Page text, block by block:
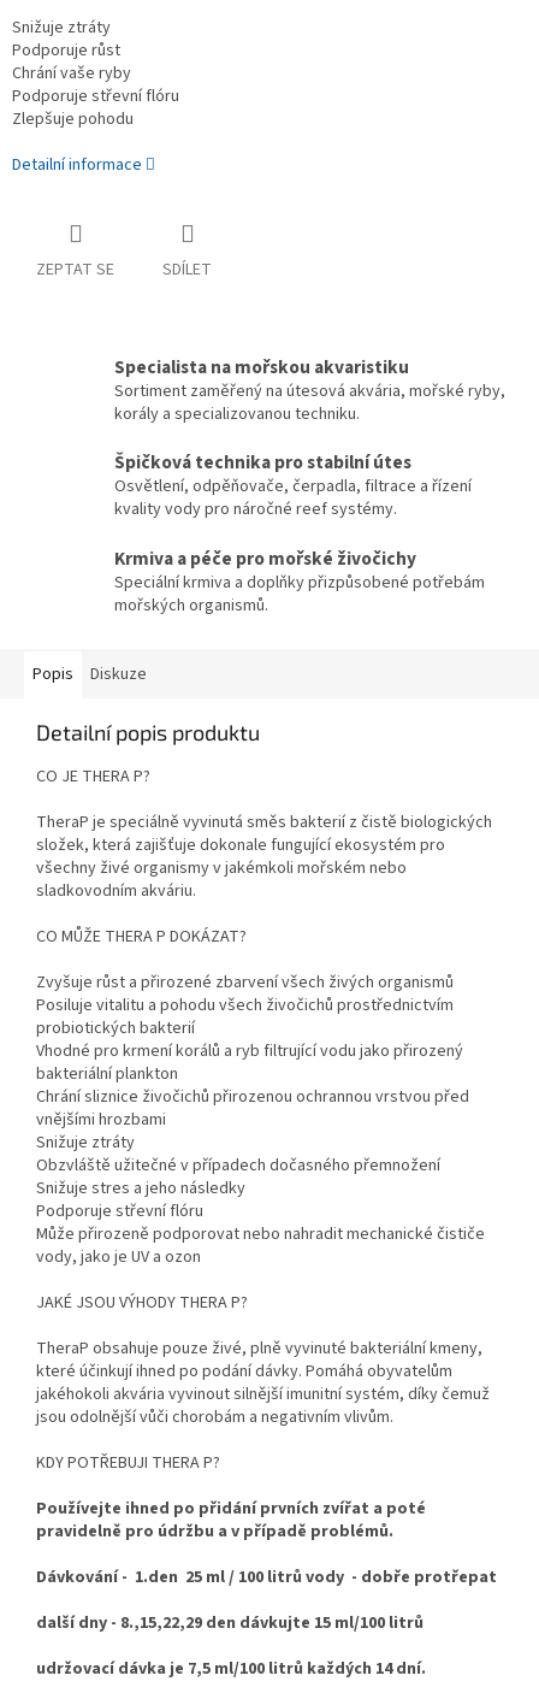
Snižuje ztráty
Podporuje růst
Chrání vaše ryby
Podporuje střevní flóru
Zlepšuje pohodu
Detailní informace
ZEPTAT SE SDÍLET
Specialista na mořskou akvaristiku
Sortiment zaměřený na útesová akvária, mořské ryby,
korály a specializovanou techniku.
Špičková technika pro stabilní útes
Osvětlení, odpěňovače, čerpadla, filtrace a řízení
kvality vody pro náročné reef systémy.
Krmiva a péče pro mořské živočichy
Speciální krmiva a doplňky přizpůsobené potřebám
mořských organismů.
Popis Diskuze
Detailní popis produktu
CO JE THERA P?
TheraP je speciálně vyvinutá směs bakterií z čistě biologických
složek, která zajišťuje dokonale fungující ekosystém pro
všechny živé organismy v jakémkoli mořském nebo
sladkovodním akváriu.
CO MŮŽE THERA P DOKÁZAT?
Zvyšuje růst a přirozené zbarvení všech živých organismů
Posiluje vitalitu a pohodu všech živočichů prostřednictvím
probiotických bakterií
Vhodné pro krmení korálů a ryb filtrující vodu jako přirozený
bakteriální plankton
Chrání sliznice živočichů přirozenou ochrannou vrstvou před
vnějšími hrozbami
Snižuje ztráty
Obzvláště užitečné v případech dočasného přemnožení
Snižuje stres a jeho následky
Podporuje střevní flóru
Může přirozeně podporovat nebo nahradit mechanické čističe
vody, jako je UV a ozon
JAKÉ JSOU VÝHODY THERA P?
TheraP obsahuje pouze živé, plně vyvinuté bakteriální kmeny,
které účinkují ihned po podání dávky. Pomáhá obyvatelům
jakéhokoli akvária vyvinout silnější imunitní systém, díky čemuž
jsou odolnější vůči chorobám a negativním vlivům.
KDY POTŘEBUJI THERA P?
Používejte ihned po přidání prvních zvířat a poté
pravidelně pro údržbu a v případě problémů.
Dávkování - 1.den 25 ml / 100 litrů vody - dobře protřepat
další dny - 8.,15,22,29 den dávkujte 15 ml/100 litrů
udržovací dávka je 7,5 ml/100 litrů každých 14 dní.